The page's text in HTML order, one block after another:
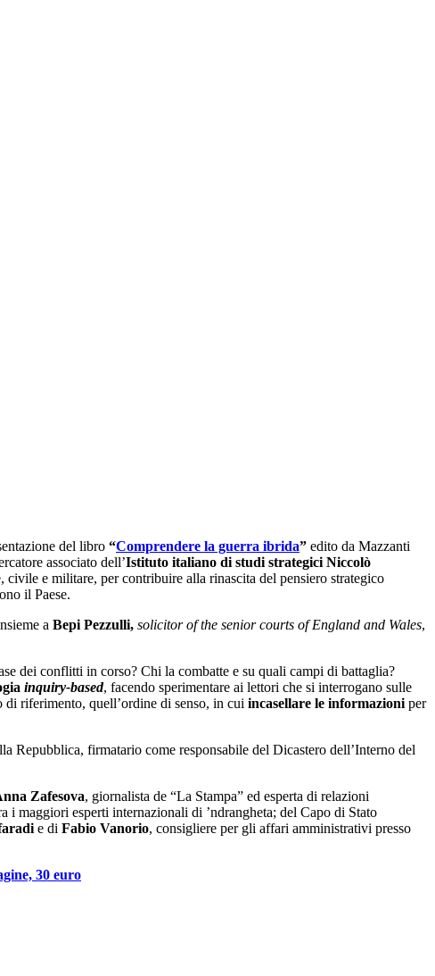
del libro “Comprendere la guerra ibrida” edito da Mazzanti
associato dell’Istituto italiano di studi strategici Niccolò
e militare, per contribuire alla rinascita del pensiero strategico
il Paese.
a Bepi Pezzulli, solicitor of the senior courts of England and Wales,
dei conflitti in corso? Chi la combatte e su quali campi di battaglia?
inquiry-based, facendo sperimentare ai lettori che si interrogano sulle
di riferimento, quell’ordine di senso, in cui incasellare le informazioni per
Repubblica, firmatario come responsabile del Dicastero dell’Interno del
Zafesova, giornalista de “La Stampa” ed esperta di relazioni
i maggiori esperti internazionali di ’ndrangheta; del Capo di Stato
e di Fabio Vanorio, consigliere per gli affari amministrativi presso
30 euro